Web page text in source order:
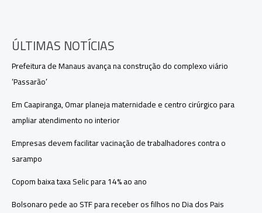
ÚLTIMAS NOTÍCIAS
Prefeitura de Manaus avança na construção do complexo viário
‘Passarão’
Em Caapiranga, Omar planeja maternidade e centro cirúrgico para
ampliar atendimento no interior
Empresas devem facilitar vacinação de trabalhadores contra o
sarampo
Copom baixa taxa Selic para 14% ao ano
Bolsonaro pede ao STF para receber os filhos no Dia dos Pais